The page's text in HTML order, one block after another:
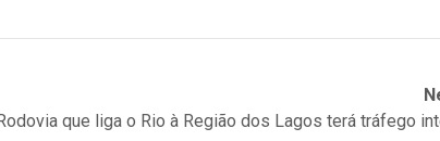
que liga o Rio à Região dos Lagos terá tráfego